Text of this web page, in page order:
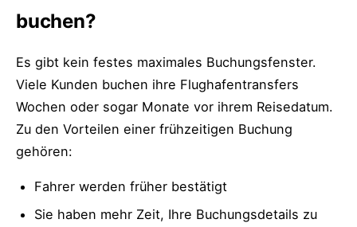
buchen?
Es gibt kein festes maximales Buchungsfenster.
Viele Kunden buchen ihre Flughafentransfers
Wochen oder sogar Monate vor ihrem Reisedatum.
Zu den Vorteilen einer frühzeitigen Buchung
gehören:
Fahrer werden früher bestätigt
Sie haben mehr Zeit, Ihre Buchungsdetails zu